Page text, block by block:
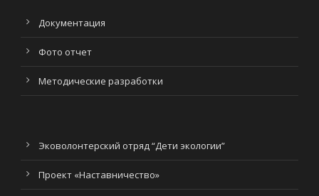
Документация
Фото отчет
Методические разработки
Эковолонтерский отряд “Дети экологии”
Проект «Наставничество»